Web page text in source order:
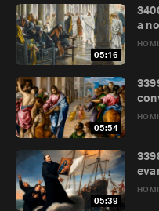
05:16
a
05:54
05:39